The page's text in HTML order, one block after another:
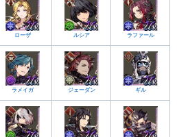
ローザ ルシア ラファール
ラメイガ ジェーダン ギル